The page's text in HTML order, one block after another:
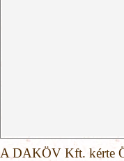
A DAKÖV Kft. kérte